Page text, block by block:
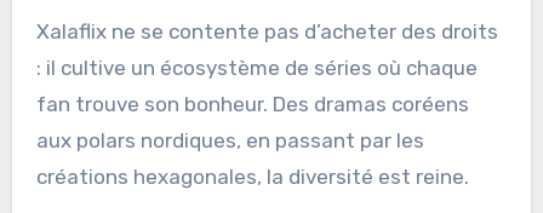
Xalaflix ne se contente pas d’acheter des droits
: il cultive un écosystème de séries où chaque
fan trouve son bonheur. Des dramas coréens
aux polars nordiques, en passant par les
créations hexagonales, la diversité est reine.